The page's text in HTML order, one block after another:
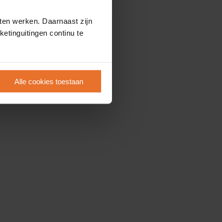
werken. Daarnaast zijn
continu te
Alle cookies toestaan